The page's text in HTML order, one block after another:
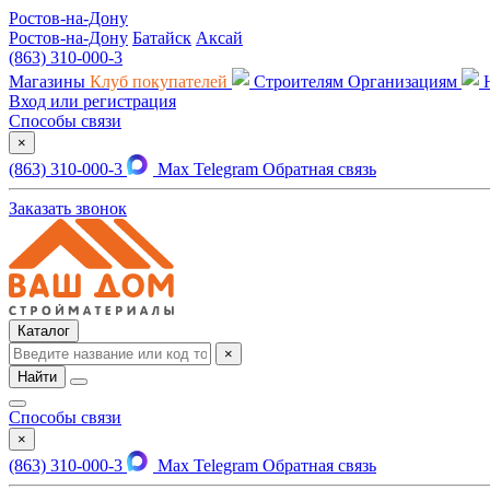
Ростов-на-Дону
Ростов-на-Дону Батайск Аксай
(863) 310-000-3
Магазины Клуб покупателей Строителям Организациям
Вход или регистрация
Способы связи
×
(863) 310-000-3 Max Telegram Обратная связь
Заказать звонок
Каталог
×
Найти
Способы связи
×
(863) 310-000-3 Max Telegram Обратная связь